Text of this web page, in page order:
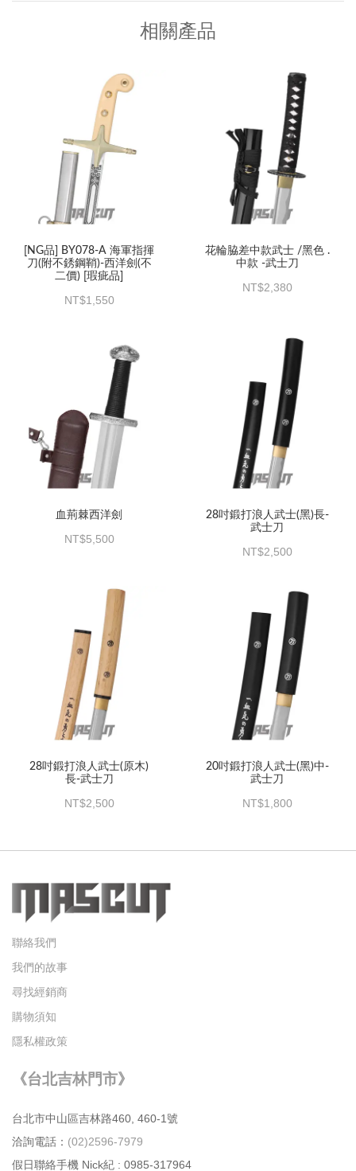
相關產品
[NG品] BY078-A 海軍指揮
刀(附不銹鋼鞘)-西洋劍(不
二價) [瑕疵品]
1,550
花輪脇差中款武士 /黑色 .
中款 -武士刀
2,380
血荊棘西洋劍
5,500
28吋鍛打浪人武士(黑)長-
武士刀
2,500
28吋鍛打浪人武士(原木)
長-武士刀
2,500
20吋鍛打浪人武士(黑)中-
武士刀
1,800
聯絡我們
我們的故事
尋找經銷商
購物須知
隱私權政策
《台北吉林門市》
台北市中⼭區吉林路460, 460-1號
洽詢電話： (02)2596-7979
假日聯絡手機 Nick紀 : 0985-317964